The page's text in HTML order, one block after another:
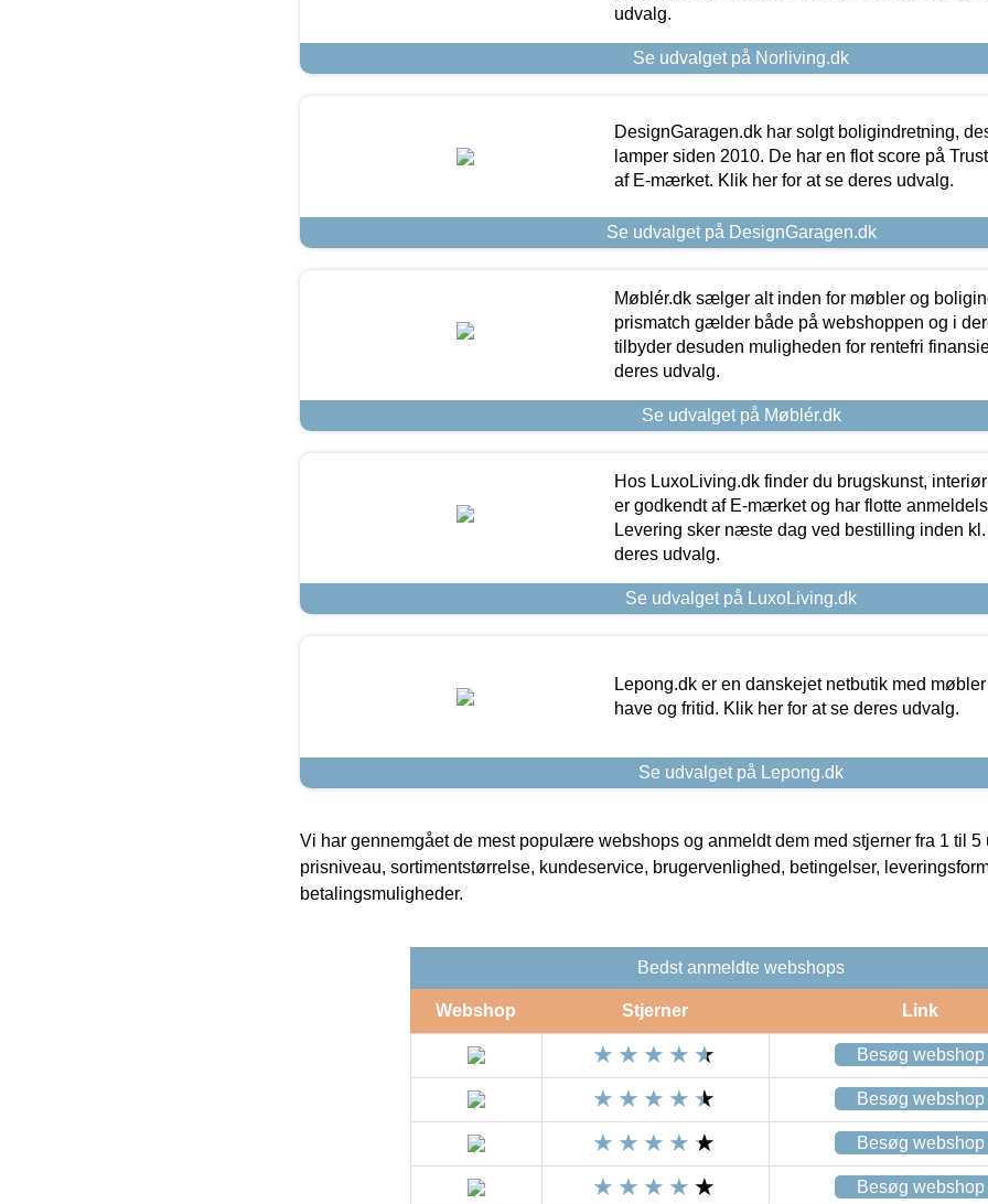
udvalg.
Se udvalget på Norliving.dk
DesignGaragen.dk har solgt boligindretning,
lamper siden 2010. De har en flot score på
af E-mærket. Klik her for at se deres udvalg.
Se udvalget på DesignGaragen.dk
Møblér.dk sælger alt inden for møbler og
prismatch gælder både på webshoppen og i
tilbyder desuden muligheden for rentefri
deres udvalg.
Se udvalget på Møblér.dk
Hos LuxoLiving.dk finder du brugskunst,
er godkendt af E-mærket og har flotte
Levering sker næste dag ved bestilling inden
deres udvalg.
Se udvalget på LuxoLiving.dk
Lepong.dk er en danskejet netbutik med
have og fritid. Klik her for at se deres udvalg.
Se udvalget på Lepong.dk
Vi har gennemgået de mest populære webshops og anmeldt dem med stjerner fra 1 til 5
prisniveau, sortimentstørrelse, kundeservice, brugervenlighed, betingelser,
betalingsmuligheder.
Bedst anmeldte webshops
Webshop Stjerner Link
Besøg webshop
Besøg webshop
Besøg webshop
Besøg webshop